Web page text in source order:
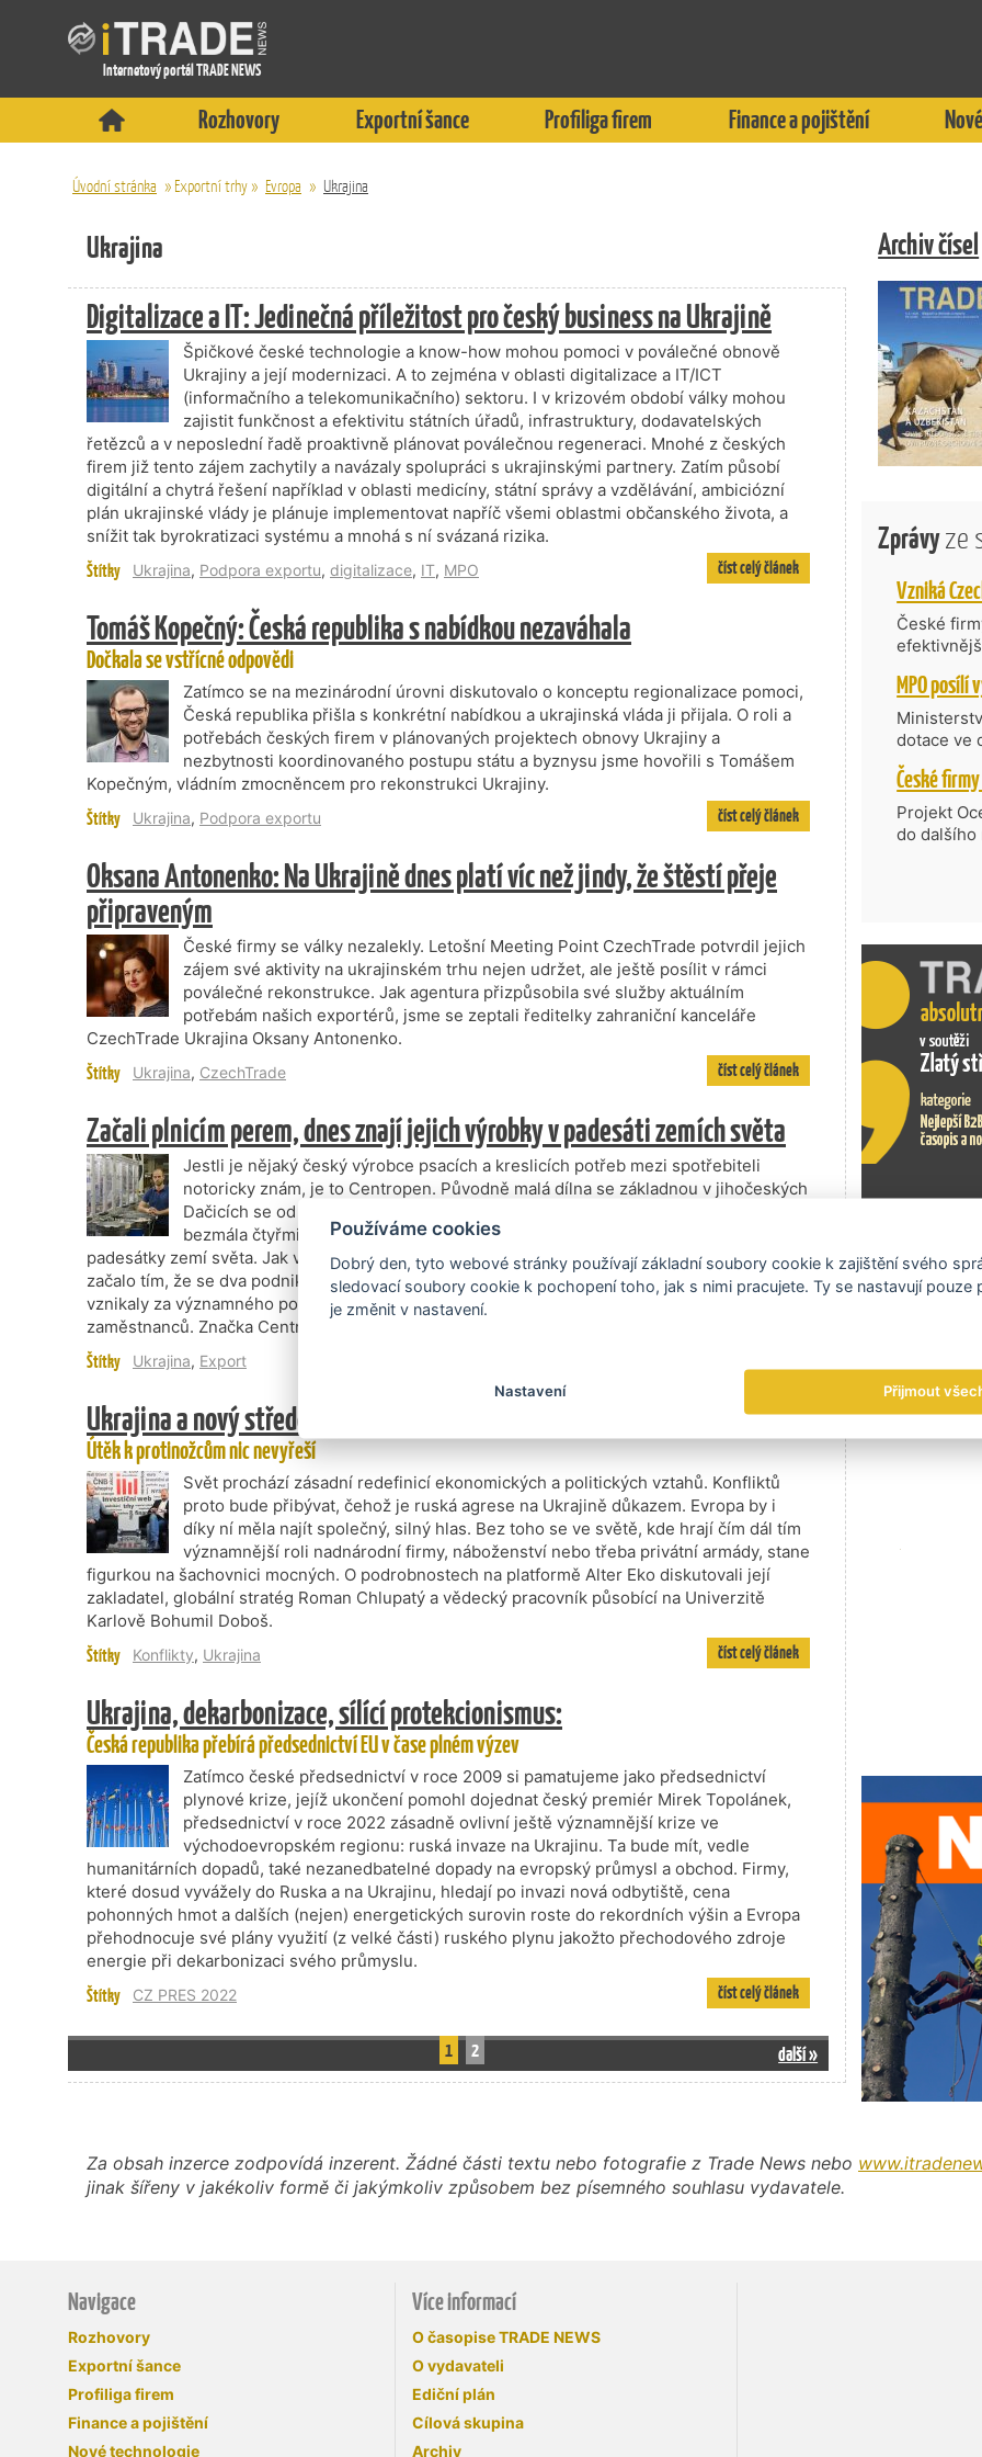
Internetový portál TRADE NEWS
Rozhovory Exportní šance Profiliga firem Finance a pojištění
Úvodní stránka » Exportní trhy» Evropa » Ukrajina
Ukrajina
Digitalizace a IT: Jedinečná příležitost pro český business na Ukrajině
Špičkové české technologie a know-how mohou pomoci v poválečné obnově
Ukrajiny a její modernizaci. A to zejména v oblasti digitalizace a IT/ICT
(informačního a telekomunikačního) sektoru. I v krizovém období války mohou
zajistit funkčnost a efektivitu státních úřadů, infrastruktury, dodavatelských
řetězců a v neposlední řadě proaktivně plánovat poválečnou regeneraci. Mnohé z českých
firem již tento zájem zachytily a navázaly spolupráci s ukrajinskými partnery. Zatím působí
digitální a chytrá řešení například v oblasti medicíny, státní správy a vzdělávání, ambiciózní
plán ukrajinské vlády je plánuje implementovat napříč všemi oblastmi občanského života, a
snížit tak byrokratizaci systému a mnohá s ní svázaná rizika.
Štítky Ukrajina, Podpora exportu, digitalizace, IT, MPO číst celý článek
Tomáš Kopečný: Česká republika s nabídkou nezaváhala
Dočkala se vstřícné odpovědi
Zatímco se na mezinárodní úrovni diskutovalo o konceptu regionalizace pomoci,
Česká republika přišla s konkrétní nabídkou a ukrajinská vláda ji přijala. O roli a
potřebách českých firem v plánovaných projektech obnovy Ukrajiny a
nezbytnosti koordinovaného postupu státu a byznysu jsme hovořili s Tomášem
Kopečným, vládním zmocněncem pro rekonstrukci Ukrajiny.
Štítky Ukrajina, Podpora exportu číst celý článek
Oksana Antonenko: Na Ukrajině dnes platí víc než jindy, že štěstí přeje
připraveným
České firmy se války nezalekly. Letošní Meeting Point CzechTrade potvrdil jejich
zájem své aktivity na ukrajinském trhu nejen udržet, ale ještě posílit v rámci
poválečné rekonstrukce. Jak agentura přizpůsobila své služby aktuálním
potřebám našich exportérů, jsme se zeptali ředitelky zahraniční kanceláře
CzechTrade Ukrajina Oksany Antonenko.
Štítky Ukrajina, CzechTrade číst celý článek
Začali plnicím perem, dnes znají jejich výrobky v padesáti zemích světa
Jestli je nějaký český výrobce psacích a kreslicích potřeb mezi spotřebiteli
notoricky znám, je to Centropen. Původně malá dílna se základnou v jihočeských
Dačicích se od svého vzniku v roce 1940 rozrostla ve výkonnou továrnu s
bezmála čtyřmi stovkami zaměstnanců a velmi úspěšně expandovala do více než
padesátky zemí světa. Jak vzpomíná generální ředitel společnosti Martin Žahourek, „vše
začalo tím, že se dva podnikatelé rozhodli pro společnou výrobu plnicích per. První výrobky
vznikaly za významného podílu ruční práce, kterou tehdy zajišťovalo pouhých dvacet
zaměstnanců. Značka Centropen byla registrována osm let od svého vzniku, v roce 1948.“
Štítky Ukrajina, Export
Ukrajina a nový středověk: Chaos se stal normálem
Útěk k protinožcům nic nevyřeší
Svět prochází zásadní redefinicí ekonomických a politických vztahů. Konfliktů
proto bude přibývat, čehož je ruská agrese na Ukrajině důkazem. Evropa by i
díky ní měla najít společný, silný hlas. Bez toho se ve světě, kde hrají čím dál tím
významnější roli nadnárodní firmy, náboženství nebo třeba privátní armády, stane
figurkou na šachovnici mocných. O podrobnostech na platformě Alter Eko diskutovali její
zakladatel, globální stratég Roman Chlupatý a vědecký pracovník působící na Univerzitě
Karlově Bohumil Doboš.
Štítky Konflikty, Ukrajina číst celý článek
Ukrajina, dekarbonizace, sílící protekcionismus:
Česká republika přebírá předsednictví EU v čase plném výzev
Zatímco české předsednictví v roce 2009 si pamatujeme jako předsednictví
plynové krize, jejíž ukončení pomohl dojednat český premiér Mirek Topolánek,
předsednictví v roce 2022 zásadně ovlivní ještě významnější krize ve
východoevropském regionu: ruská invaze na Ukrajinu. Ta bude mít, vedle
humanitárních dopadů, také nezanedbatelné dopady na evropský průmysl a obchod. Firmy,
které dosud vyvážely do Ruska a na Ukrajinu, hledají po invazi nová odbytiště, cena
pohonných hmot a dalších (nejen) energetických surovin roste do rekordních výšin a Evropa
přehodnocuje své plány využití (z velké části) ruského plynu jakožto přechodového zdroje
energie při dekarbonizaci svého průmyslu.
Štítky CZ PRES 2022 číst celý článek
1 2 další »
Archiv čísel
Zprávyze
České
nabídne
zahraniční
dotace ve
Transfer,
Částkou
umělé
do
Projekt
do dalšího
prosazují
nejen
příběh.
Exportní
Za obsah inzerce zodpovídá inzerent. Žádné části textu nebo fotografie z Trade News nebo
jinak šířeny v jakékoliv formě či jakýmkoliv způsobem bez písemného souhlasu vydavatele.
Navigace
Rozhovory
Exportní šance
Profiliga firem
Finance a pojištění
Nové technologie
Více informací
O časopise TRADE NEWS
O vydavateli
Ediční plán
Cílová skupina
Archiv
Používáme cookies
Dobrý den, tyto webové stránky používají základní soubory cookie k zajištění svého
sledovací soubory cookie k pochopení toho, jak s nimi pracujete. Ty se nastavují pouze
je změnit v nastavení.
Nastavení Přijmout